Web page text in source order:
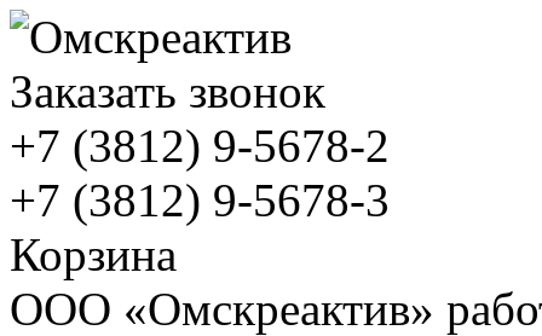
Заказать звонок
+7 (3812) 9-5678-2
+7 (3812) 9-5678-3
Корзина
ООО «Омскреактив»